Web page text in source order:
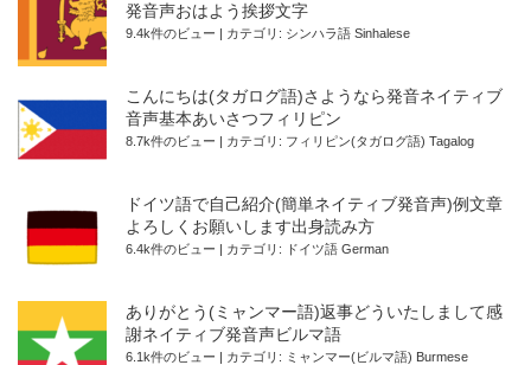
発音声おはよう挨拶文字
9.4k件のビュー カテゴリ: シンハラ語 Sinhalese
こんにちは(タガログ語)さようなら発音ネイティブ
音声基本あいさつフィリピン
8.7k件のビュー カテゴリ: フィリピン(タガログ語) Tagalog
ドイツ語で自己紹介(簡単ネイティブ発音声)例文章
よろしくお願いします出身読み方
6.4k件のビュー カテゴリ: ドイツ語 German
ありがとう(ミャンマー語)返事どういたしまして感
謝ネイティブ発音声ビルマ語
6.1k件のビュー カテゴリ: ミャンマー(ビルマ語) Burmese